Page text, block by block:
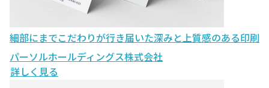
細部にまでこだわりが行き届いた深みと上質感のある印刷
パーソルホールディングス株式会社
詳しく見る